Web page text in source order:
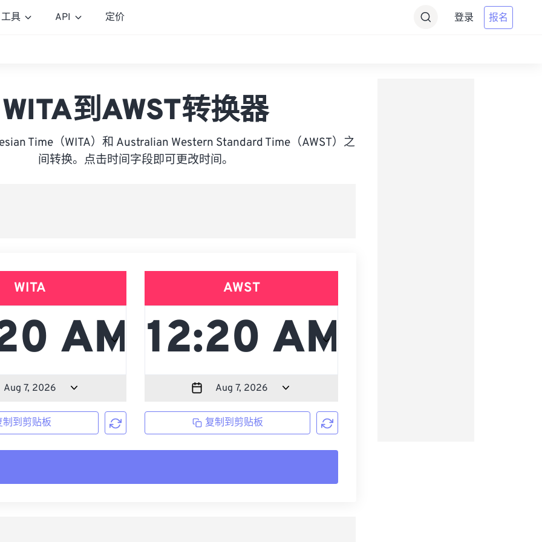
工具 API 定价 登录 报名
WITA到AWST转换器
Time（WITA）和 Australian Western Standard Time（AWST）之
间转换。点击时间字段即可更改时间。
WITA
制到剪贴板
AWST
复制到剪贴板